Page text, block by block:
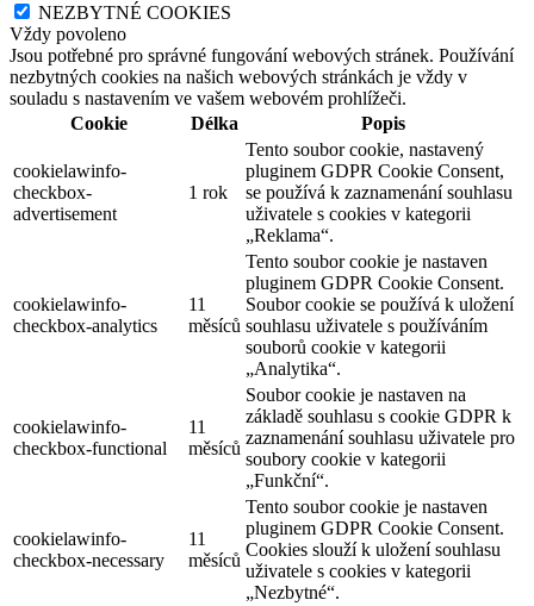
NEZBYTNÉ COOKIES
Vždy povoleno
Jsou potřebné pro správné fungování webových stránek. Používání
nezbytných cookies na našich webových stránkách je vždy v
souladu s nastavením ve vašem webovém prohlížeči.
Cookie
Délka Popis
cookielawinfo-
checkbox-
advertisement
1 rok
Tento soubor cookie, nastavený
pluginem GDPR Cookie Consent,
se používá k zaznamenání souhlasu
uživatele s cookies v kategorii
„Reklama“.
cookielawinfo-
checkbox-analytics
11
měsíců
Tento soubor cookie je nastaven
pluginem GDPR Cookie Consent.
Soubor cookie se používá k uložení
souhlasu uživatele s používáním
souborů cookie v kategorii
„Analytika“.
cookielawinfo-
checkbox-functional
11
měsíců
Soubor cookie je nastaven na
základě souhlasu s cookie GDPR k
zaznamenání souhlasu uživatele pro
soubory cookie v kategorii
„Funkční“.
cookielawinfo-
checkbox-necessary
11
měsíců
Tento soubor cookie je nastaven
pluginem GDPR Cookie Consent.
Cookies slouží k uložení souhlasu
uživatele s cookies v kategorii
„Nezbytné“.